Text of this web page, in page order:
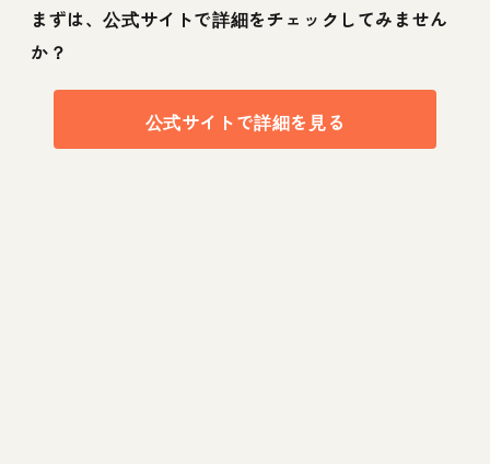
まずは、公式サイトで詳細をチェックしてみません
か？
公式サイトで詳細を見る